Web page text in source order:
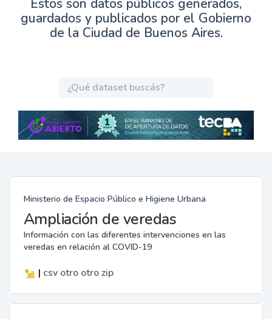
Estos son datos públicos generados,
guardados y publicados por el Gobierno
de la Ciudad de Buenos Aires.
Ministerio de Espacio Público e Higiene Urbana
Ampliación de veredas
Información con las diferentes intervenciones en las
veredas en relación al COVID-19
| csv otro otro zip